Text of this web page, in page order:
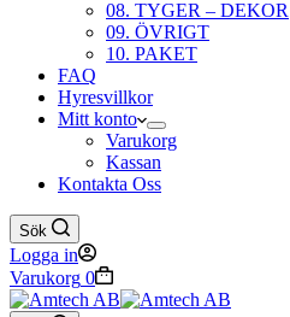
08. TYGER – DEKOR
09. ÖVRIGT
10. PAKET
FAQ
Hyresvillkor
Mitt konto
Varukorg
Kassan
Kontakta Oss
Sök
Logga in
Varukorg 0